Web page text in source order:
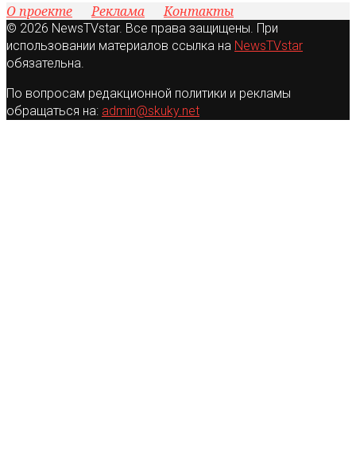
О проекте Реклама Контакты
© 2026 NewsTVstar. Все права защищены. При
использовании материалов ссылка на NewsTVstar
обязательна.
По вопросам редакционной политики и рекламы
обращаться на: admin@skuky.net